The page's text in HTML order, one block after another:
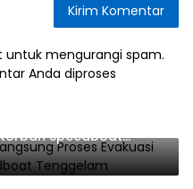
untuk mengurangi spam.
Anda diproses
Proses
Speedboat